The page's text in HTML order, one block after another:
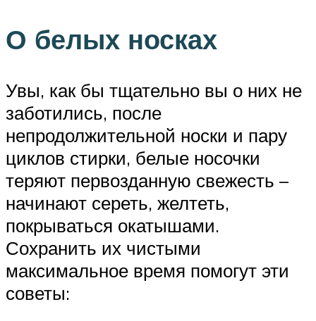
О белых носках
Увы, как бы тщательно вы о них не
заботились, после
непродолжительной носки и пару
циклов стирки, белые носочки
теряют первозданную свежесть –
начинают сереть, желтеть,
покрываться окатышами.
Сохранить их чистыми
максимальное время помогут эти
советы: